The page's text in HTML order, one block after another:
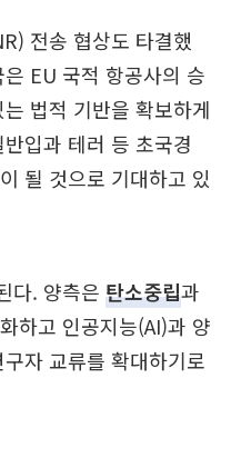
전송 협상도 타결했
EU 국적 항공사의 승
법적 기반을 확보하게
입과 테러 등 초국경
될 것으로 기대하고 있
다. 양측은 탄소중립과
하고 인공지능(AI)과 양
자 교류를 확대하기로